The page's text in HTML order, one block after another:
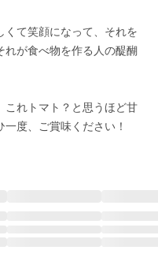
くて笑顔になって、それを
が食べ物を作る人の醍醐
これトマト？と思うほど甘
度、ご賞味ください！